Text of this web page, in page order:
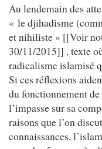
Au lendemain des
« le djihadisme
et nihiliste » [[Voir
30/11/2015]] , texte
radicalisme islamisé
Si ces réflexions
du fonctionnement
l’impasse sur sa
raisons que l’on
connaissances,